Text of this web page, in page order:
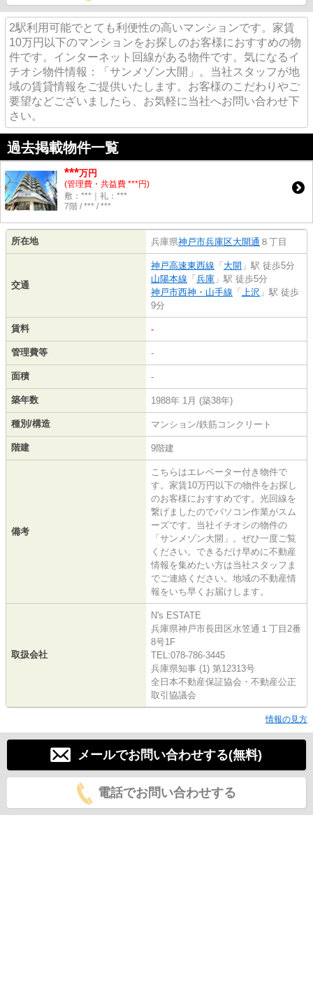
2駅利用可能でとても利便性の高いマンションです。家賃
10万円以下のマンションをお探しのお客様におすすめの物
件です。インターネット回線がある物件です。気になるイ
チオシ物件情報：「サンメゾン大開」。当社スタッフが地
域の賃貸情報をご提供いたします。お客様のこだわりやご
要望などございましたら、お気軽に当社へお問い合わせ下
さい。
過去掲載物件一覧
***万円
(管理費・共益費 ***円)
敷：***｜礼：***
7階 / *** / ***
所在地 兵庫県神戸市兵庫区大開通 ８丁目
交通
神戸高速東西線 「 大開 」駅 徒歩5分
山陽本線 「 兵庫 」駅 徒歩5分
神戸市西神・山手線 「 上沢 」駅 徒歩
9分
賃料 -
管理費等 -
面積 -
築年数 1988年 1月 (築38年)
種別/構造 マンション/鉄筋コンクリート
階建 9階建
備考
こちらはエレベーター付き物件で
す。家賃10万円以下の物件をお探し
のお客様におすすめです。光回線を
繋げましたのでパソコン作業がスム
ーズです。当社イチオシの物件の
「サンメゾン大開」。ぜひ一度ご覧
ください。できるだけ早めに不動産
情報を集めたい方は当社スタッフま
でご連絡ください。地域の不動産情
報をいち早くお届けします。
取扱会社
N's ESTATE
兵庫県神戸市長田区水笠通１丁目2番
8号1F
TEL:078-786-3445
兵庫県知事 (1) 第12313号
全日本不動産保証協会・不動産公正
取引協議会
情報の見方
メールでお問い合わせする(無料)
電話でお問い合わせする